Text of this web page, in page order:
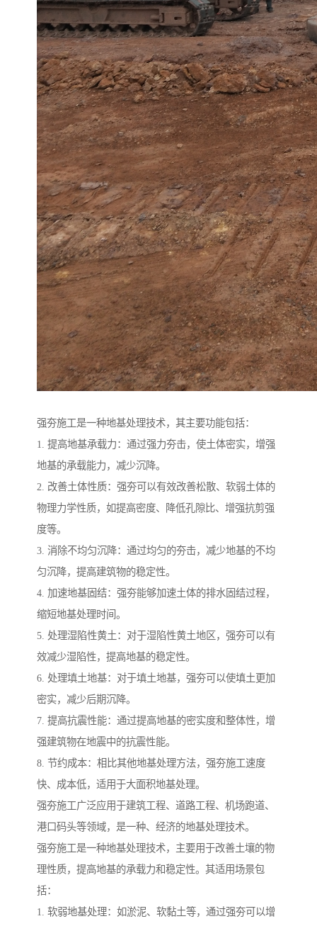
强夯施工是一种地基处理技术，其主要功能包括：
1. 提高地基承载力：通过强力夯击，使土体密实，增强
地基的承载能力，减少沉降。
2. 改善土体性质：强夯可以有效改善松散、软弱土体的
物理力学性质，如提高密度、降低孔隙比、增强抗剪强
度等。
3. 消除不均匀沉降：通过均匀的夯击，减少地基的不均
匀沉降，提高建筑物的稳定性。
4. 加速地基固结：强夯能够加速土体的排水固结过程，
缩短地基处理时间。
5. 处理湿陷性黄土：对于湿陷性黄土地区，强夯可以有
效减少湿陷性，提高地基的稳定性。
6. 处理填土地基：对于填土地基，强夯可以使填土更加
密实，减少后期沉降。
7. 提高抗震性能：通过提高地基的密实度和整体性，增
强建筑物在地震中的抗震性能。
8. 节约成本：相比其他地基处理方法，强夯施工速度
快、成本低，适用于大面积地基处理。
强夯施工广泛应用于建筑工程、道路工程、机场跑道、
港口码头等领域，是一种、经济的地基处理技术。
强夯施工是一种地基处理技术，主要用于改善土壤的物
理性质，提高地基的承载力和稳定性。其适用场景包
括：
1. 软弱地基处理：如淤泥、软黏土等，通过强夯可以增